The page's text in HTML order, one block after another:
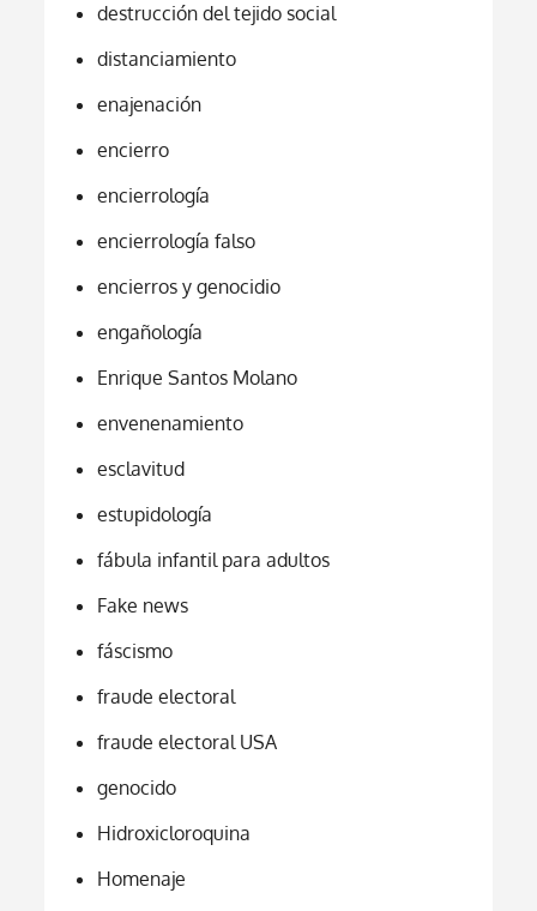
destrucción del tejido social
distanciamiento
enajenación
encierro
encierrología
encierrología falso
encierros y genocidio
engañología
Enrique Santos Molano
envenenamiento
esclavitud
estupidología
fábula infantil para adultos
Fake news
fáscismo
fraude electoral
fraude electoral USA
genocido
Hidroxicloroquina
Homenaje